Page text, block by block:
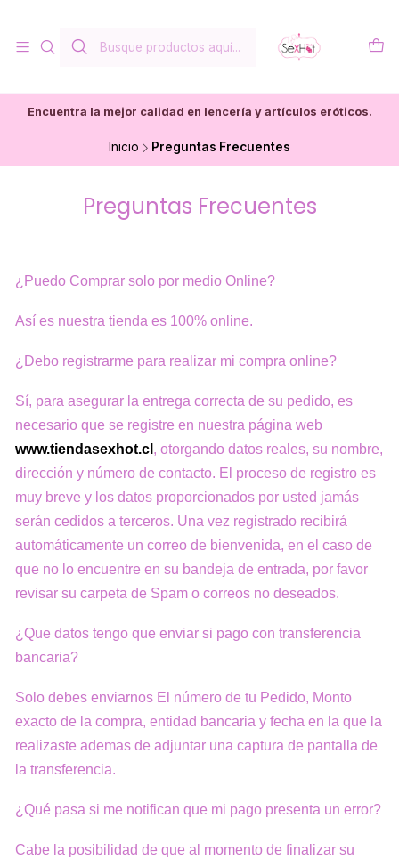
Encuentra la mejor calidad en lencería y artículos eróticos.
Inicio Preguntas Frecuentes
Preguntas Frecuentes
¿Puedo Comprar solo por medio Online?
Así es nuestra tienda es 100% online.
¿Debo registrarme para realizar mi compra online?
Sí, para asegurar la entrega correcta de su pedido, es
necesario que se registre en nuestra página web
www.tiendasexhot.cl , otorgando datos reales, su nombre,
dirección y número de contacto. El proceso de registro es
muy breve y los datos proporcionados por usted jamás
serán cedidos a terceros. Una vez registrado recibirá
automáticamente un correo de bienvenida, en el caso de
que no lo encuentre en su bandeja de entrada, por favor
revisar su carpeta de Spam o correos no deseados.
¿Que datos tengo que enviar si pago con transferencia
bancaria?
Solo debes enviarnos El número de tu Pedido, Monto
exacto de la compra, entidad bancaria y fecha en la que la
realizaste ademas de adjuntar una captura de pantalla de
la transferencia.
¿Qué pasa si me notifican que mi pago presenta un error?
Cabe la posibilidad de que al momento de finalizar su